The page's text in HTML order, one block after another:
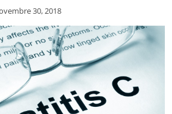
30, 2018